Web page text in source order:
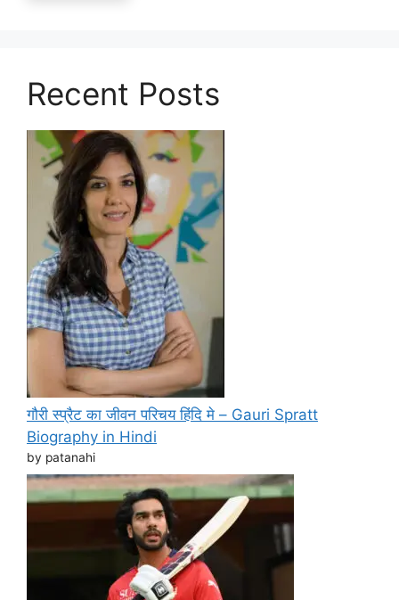
Recent Posts
गौरी स्प्रैट का जीवन परिचय हिंदि मे – Gauri Spratt
Biography in Hindi
by patanahi